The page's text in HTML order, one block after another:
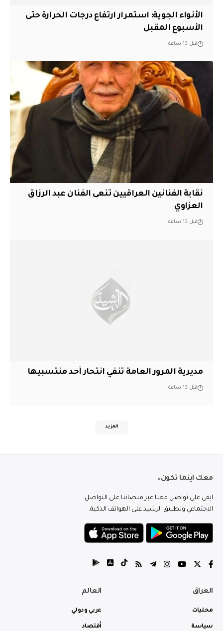
الأنواء الجوية: استمرار ارتفاع درجات الحرارة حتى
الأسبوع المقبل
قبل 13 ساعة
نقابة الفنانين العراقيين تنعى الفنان عبد الرزاق
العزاوي
قبل 13 ساعة
مديرية المرور العامة تنفي انتحار أحد منتسبيها
قبل 13 ساعة
المزيد
معك اينما تكون..
ابقى على تواصل معنا عبر منصاتنا على التواصل
الاجتماعي وتطبيق الرشيد على الهواتف الذكية.
العراق
محليات
سياسة
العالم
عربي ودولي
أقتصاد